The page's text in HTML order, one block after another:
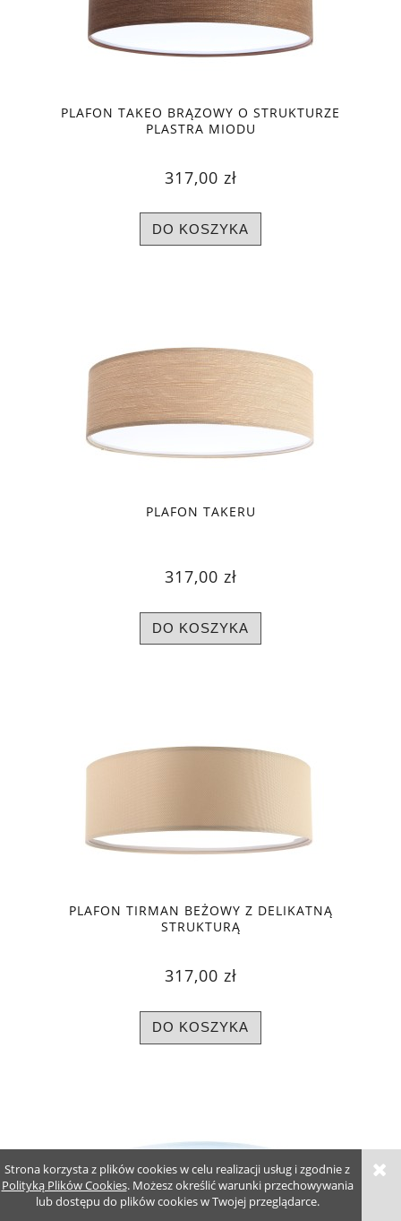
Strona korzysta z plików cookies w celu realizacji usług i zgodnie z
Polityką Plików Cookies. Możesz określić warunki przechowywania
lub dostępu do plików cookies w Twojej przeglądarce.
PLAFON TAKEO BRĄZOWY O STRUKTURZE
PLASTRA MIODU
317,00 zł
DO KOSZYKA
PLAFON TAKERU
317,00 zł
DO KOSZYKA
PLAFON TIRMAN BEŻOWY Z DELIKATNĄ
STRUKTURĄ
317,00 zł
DO KOSZYKA